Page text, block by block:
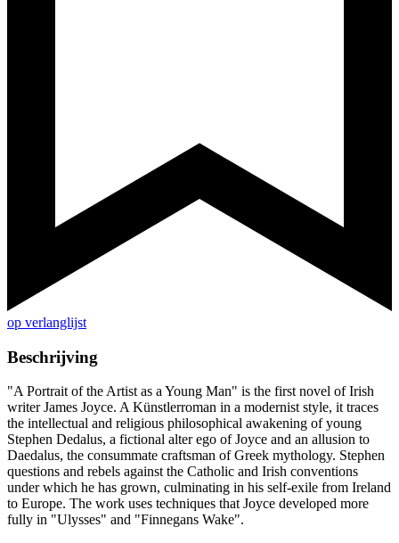
op verlanglijst
Beschrijving
"A Portrait of the Artist as a Young Man" is the first novel of Irish
writer James Joyce. A Künstlerroman in a modernist style, it traces
the intellectual and religious philosophical awakening of young
Stephen Dedalus, a fictional alter ego of Joyce and an allusion to
Daedalus, the consummate craftsman of Greek mythology. Stephen
questions and rebels against the Catholic and Irish conventions
under which he has grown, culminating in his self-exile from Ireland
to Europe. The work uses techniques that Joyce developed more
fully in "Ulysses" and "Finnegans Wake".